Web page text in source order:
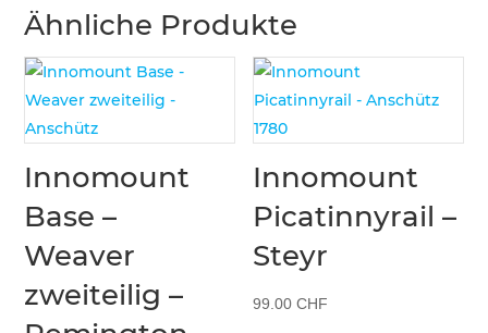
Ähnliche Produkte
Innomount
Base –
Weaver
zweiteilig –
Innomount
Picatinnyrail –
Steyr
99.00CHF